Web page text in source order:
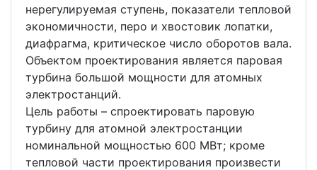
нерегулируемая ступень, показатели тепловой
экономичности, перо и хвостовик лопатки,
диафрагма, критическое число оборотов вала.
Объектом проектирования является паровая
турбина большой мощности для атомных
электростанций.
Цель работы – спроектировать паровую
турбину для атомной электростанции
номинальной мощностью 600 МВт; кроме
тепловой части проектирования произвести